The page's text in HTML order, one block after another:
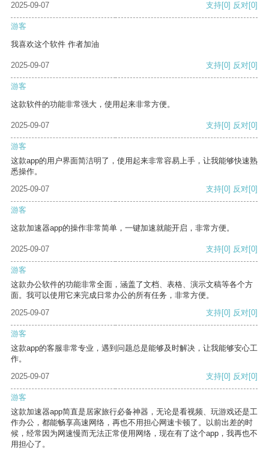
2025-09-07
支持[0] 反对[0]
游客
我喜欢这个软件 作者加油
2025-09-07 支持[0] 反对[0]
游客
这款软件的功能非常强大，使用起来非常方便。
2025-09-07 支持[0] 反对[0]
游客
这款app的用户界面简洁明了，使用起来非常容易上手，让我能够快速熟
悉操作。
2025-09-07
支持[0] 反对[0]
游客
这款加速器app的操作非常简单，一键加速就能开启，非常方便。
2025-09-07 支持[0] 反对[0]
游客
这款办公软件的功能非常全面，涵盖了文档、表格、演示文稿等各个方
面。我可以使用它来完成日常办公的所有任务，非常方便。
2025-09-07
支持[0] 反对[0]
游客
这款app的客服非常专业，遇到问题总是能够及时解决，让我能够安心工
作。
2025-09-07
支持[0] 反对[0]
游客
这款加速器app简直是居家旅行必备神器，无论是看视频、玩游戏还是工
作办公，都能畅享高速网络，再也不用担心网速卡顿了。以前出差的时
候，经常因为网速慢而无法正常使用网络，现在有了这个app，我再也不
用担心了。